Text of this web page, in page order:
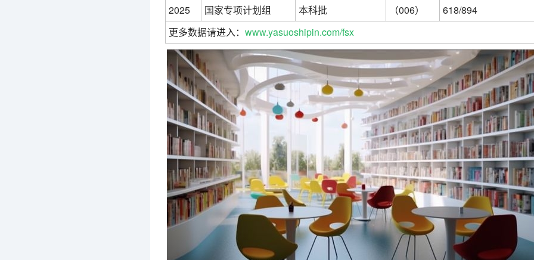
2025
国家专项计划组 本科批 （006）
618/894
更多数据请进入： www.yasuoshipin.com/fsx